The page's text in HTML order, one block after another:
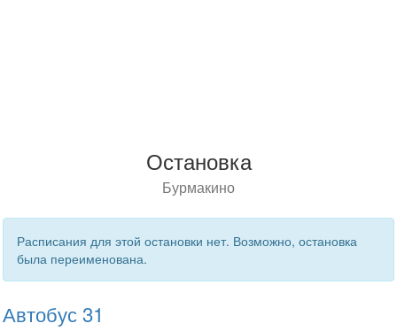
Остановка
Бурмакино
Расписания для этой остановки нет. Возможно, остановка
была переименована.
Автобус 31